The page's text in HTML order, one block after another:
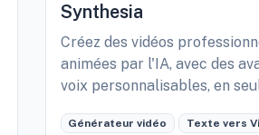
Synthesia
Créez des vidéos
animées par l'IA, avec des
voix personnalisables, en
Générateur vidéo Texte vers